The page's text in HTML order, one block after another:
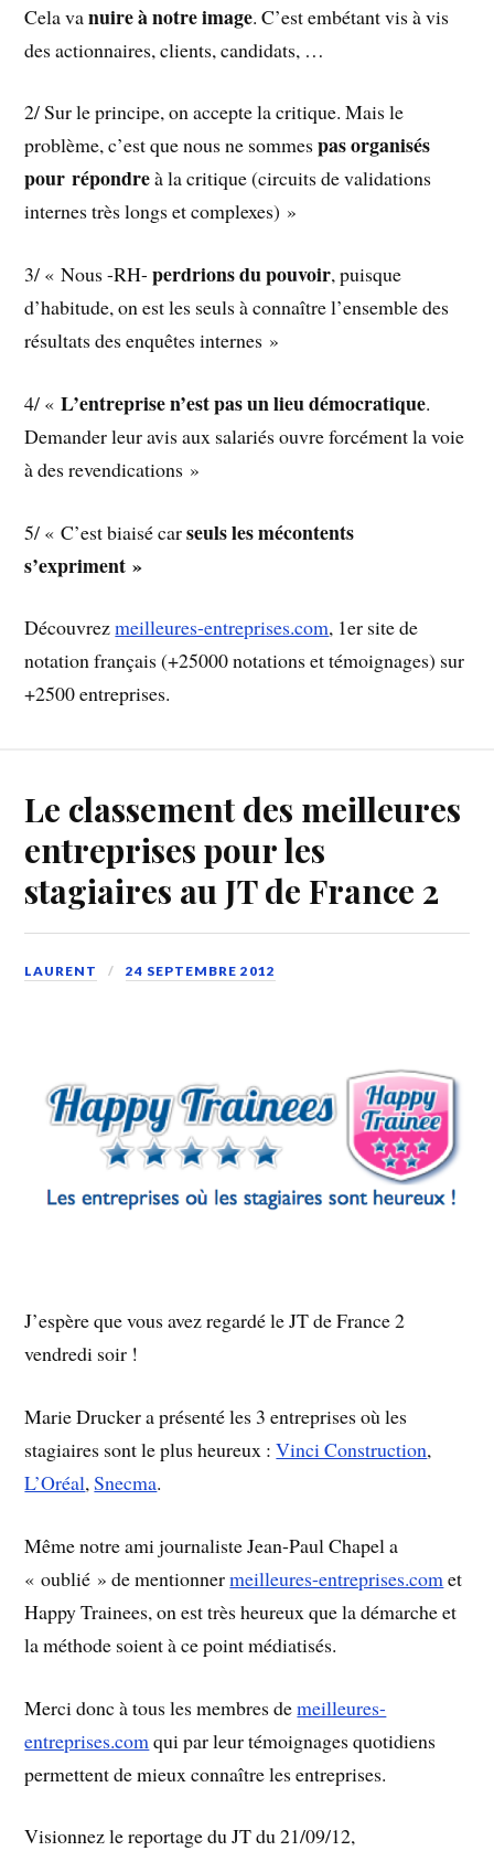
Cela vanuire à notre image. C’est embétant vis à vis
des actionnaires, clients, candidats, …
2/ Sur le principe, on accepte la critique. Mais le
problème, c’est que nous ne sommespas organisés
pour répondreà la critique (circuits de validations
internes très longs et complexes) »
3/ « Nous -RH-perdrions du pouvoir, puisque
d’habitude, on est les seuls à connaître l’ensemble des
résultats des enquêtes internes »
4/ «L’entreprise n’est pas un lieu démocratique.
Demander leur avis aux salariés ouvre forcément la voie
à des revendications »
5/ « C’est biaisé carseuls les mécontents
s’expriment »
Découvrezmeilleures-entreprises.com, 1er site de
notation français (+25000 notations et témoignages) sur
+2500 entreprises.
Le classement des meilleures
entreprises pour les
stagiaires au JT de France 2
LAURENT 24 SEPTEMBRE 2012
J’espère que vous avez regardé le JT de France 2
vendredi soir !
Marie Drucker a présenté les 3 entreprises où les
stagiaires sont le plus heureux :Vinci Construction,
L’Oréal,Snecma.
Même notre ami journaliste Jean-Paul Chapel a
« oublié » de mentionnermeilleures-entreprises.comet
Happy Trainees, on est très heureux que la démarche et
la méthode soient à ce point médiatisés.
Merci donc à tous les membres demeilleures-
entreprises.com qui par leur témoignages quotidiens
permettent de mieux connaître les entreprises.
Visionnez le reportage du JT du 21/09/12,